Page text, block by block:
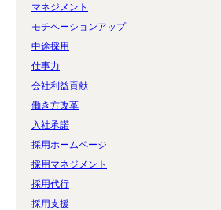
マネジメント
モチベーションアップ
中途採用
仕事力
会社利益貢献
働き方改革
入社承諾
採用ホームページ
採用マネジメント
採用代行
採用支援